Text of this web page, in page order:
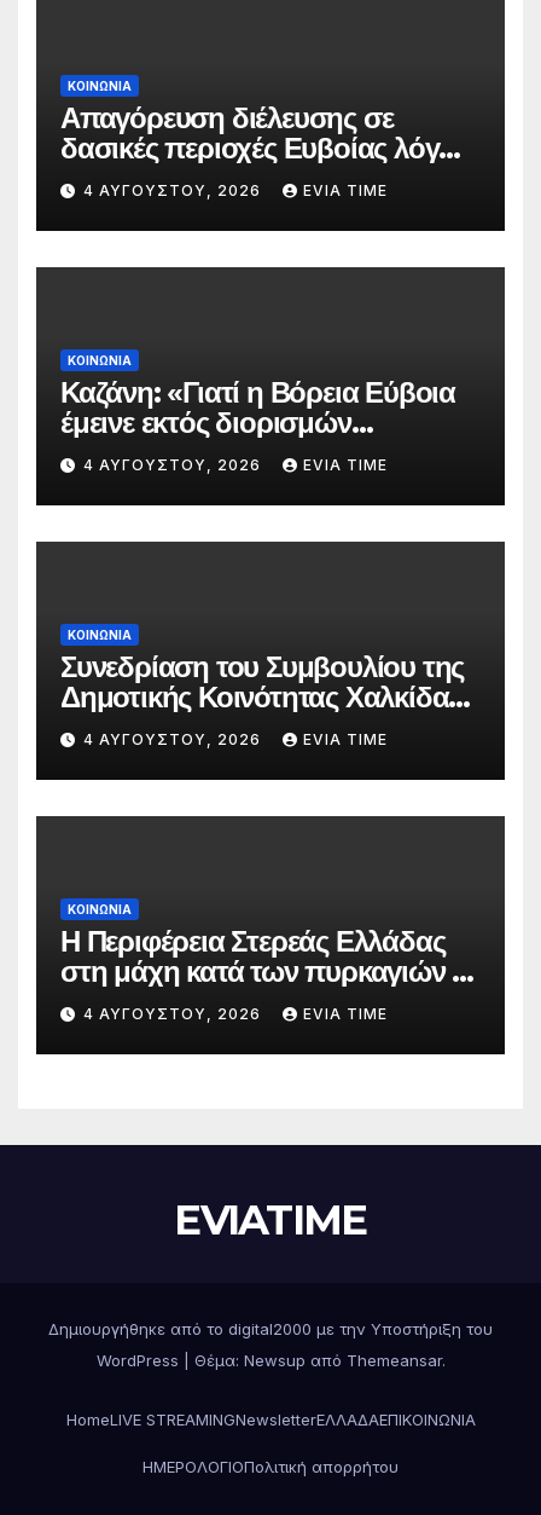
ΚΟΙΝΩΝΙΑ
Απαγόρευση διέλευσης σε
δασικές περιοχές Ευβοίας λόγω
πολύ υψηλού κινδύνου
πυρκαγιάς
4 ΑΥΓΟΎΣΤΟΥ, 2026 EVIA TIME
ΚΟΙΝΩΝΙΑ
Καζάνη: «Γιατί η Βόρεια Εύβοια
έμεινε εκτός διορισμών
δασκάλων;»
4 ΑΥΓΟΎΣΤΟΥ, 2026 EVIA TIME
ΚΟΙΝΩΝΙΑ
Συνεδρίαση του Συμβουλίου της
Δημοτικής Κοινότητας Χαλκίδας
την 5 Αυγούστου
4 ΑΥΓΟΎΣΤΟΥ, 2026 EVIA TIME
ΚΟΙΝΩΝΙΑ
Η Περιφέρεια Στερεάς Ελλάδας
στη μάχη κατά των πυρκαγιών –
Δράσεις και στήριξη σε πέντε
περιφερειακές ενότητες
4 ΑΥΓΟΎΣΤΟΥ, 2026 EVIA TIME
EVIATIME
Δημιουργήθηκε από το digital2000 με την Υποστήριξη του
WordPress
Θέμα: Newsup από Themeansar.
HomeLIVE STREAMINGNewsletterΕΛΛΑΔΑΕΠΙΚΟΙΝΩΝΙΑ
ΗΜΕΡΟΛΟΓΙΟΠολιτική απορρήτου